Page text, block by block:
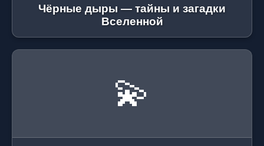
Чёрные дыры — тайны и загадки
Вселенной
💫